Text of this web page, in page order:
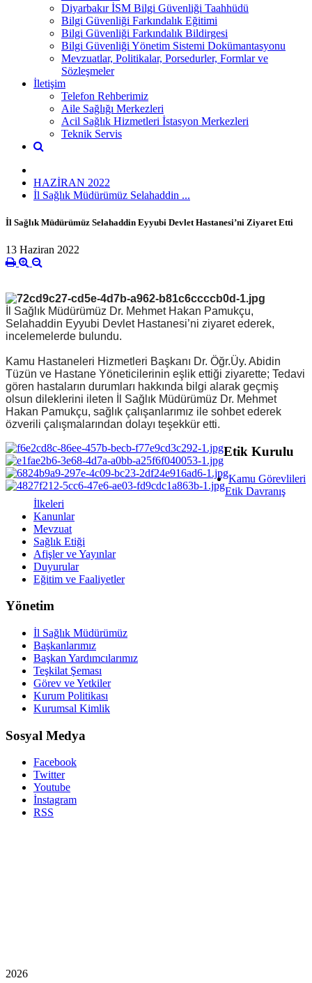
Diyarbakır İSM Bilgi Güvenliği Taahhüdü
Bilgi Güvenliği Farkındalık Eğitimi
Bilgi Güvenliği Farkındalık Bildirgesi
Bilgi Güvenliği Yönetim Sistemi Dokümantasyonu
Mevzuatlar, Politikalar, Porsedurler, Formlar ve
Sözleşmeler
İletişim
Telefon Rehberimiz
Aile Sağlığı Merkezleri
Acil Sağlık Hizmetleri İstasyon Merkezleri
Teknik Servis
HAZİRAN 2022
İl Sağlık Müdürümüz Selahaddin ...
İl Sağlık Müdürümüz Selahaddin Eyyubi Devlet Hastanesi’ni Ziyaret Etti
13 Haziran 2022
İl Sağlık Müdürümüz Dr. Mehmet Hakan Pamukçu,
Selahaddin Eyyubi Devlet Hastanesi’ni ziyaret ederek,
incelemelerde bulundu.
Kamu Hastaneleri Hizmetleri Başkanı Dr. Öğr.Üy. Abidin
Tüzün ve Hastane Yöneticilerinin eşlik ettiği ziyarette; Tedavi
gören hastaların durumları hakkında bilgi alarak geçmiş
olsun dileklerini ileten İl Sağlık Müdürümüz Dr. Mehmet
Hakan Pamukçu, sağlık çalışanlarımız ile sohbet ederek
özverili çalışmalarından dolayı teşekkür etti.
Etik Kurulu
Kamu Görevlileri
Etik Davranış
İlkeleri
Kanunlar
Mevzuat
Sağlık Etiği
Afişler ve Yayınlar
Duyurular
Eğitim ve Faaliyetler
Yönetim
İl Sağlık Müdürümüz
Başkanlarımız
Başkan Yardımcılarımız
Teşkilat Şeması
Görev ve Yetkiler
Kurum Politikası
Kurumsal Kimlik
Sosyal Medya
Facebook
Twitter
Youtube
İnstagram
RSS
2026